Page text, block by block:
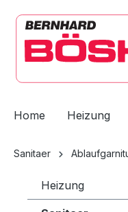
Zur
Home Heizung
Sanitaer
Heizung